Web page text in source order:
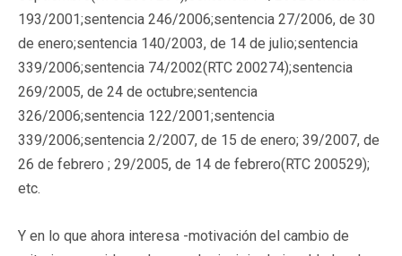
193/2001;sentencia 246/2006;sentencia 27/2006, de 30
de enero;sentencia 140/2003, de 14 de julio;sentencia
339/2006;sentencia 74/2002(RTC 200274);sentencia
269/2005, de 24 de octubre;sentencia
326/2006;sentencia 122/2001;sentencia
339/2006;sentencia 2/2007, de 15 de enero; 39/2007, de
26 de febrero ; 29/2005, de 14 de febrero(RTC 200529);
etc.
Y en lo que ahora interesa -motivación del cambio de